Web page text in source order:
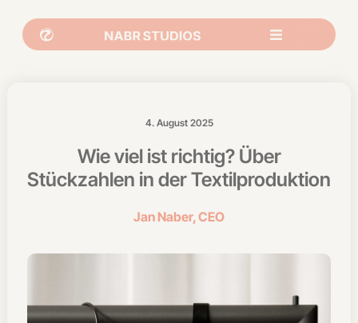
4. August 2025
Wie viel ist richtig? Über
Stückzahlen in der Textilproduktion
Jan Naber, CEO